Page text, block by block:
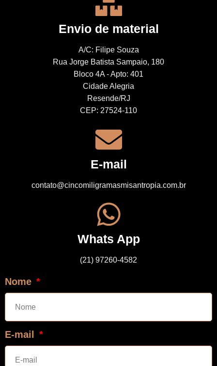
Envio de material
A/C: Filipe Souza
Rua Jorge Batista Sampaio, 180
Bloco 4A - Apto: 401
Cidade Alegria
Resende/RJ
CEP: 27524-110
E-mail
contato@cincomiligramasmisantropia.com.br
Whats App
(21) 97260-4582
Nome
E-mail